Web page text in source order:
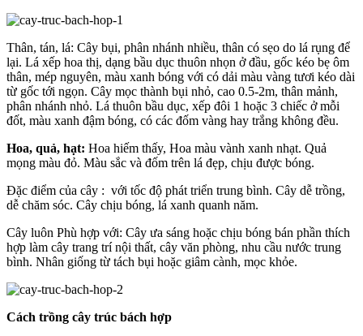
Thân, tán, lá: Cây bụi, phân nhánh nhiều, thân có sẹo do lá rụng để
lại. Lá xếp hoa thị, dạng bầu dục thuôn nhọn ở đầu, gốc kéo bẹ ôm
thân, mép nguyên, màu xanh bóng với có dải màu vàng tươi kéo dài
từ gốc tới ngọn. Cây mọc thành bụi nhỏ, cao 0.5-2m, thân mảnh,
phân nhánh nhỏ. Lá thuôn bầu dục, xếp đôi 1 hoặc 3 chiếc ở mỗi
đốt, màu xanh đậm bóng, có các đốm vàng hay trắng không đều.
Hoa, quả, hạt: Hoa hiếm thấy, Hoa màu vành xanh nhạt. Quả
mọng màu đỏ. Màu sắc và đốm trên lá đẹp, chịu được bóng.
Đặc điểm của cây : với tốc độ phát triển trung bình. Cây dễ trồng,
dễ chăm sóc. Cây chịu bóng, lá xanh quanh năm.
Cây luôn Phù hợp với: Cây ưa sáng hoặc chịu bóng bán phần thích
hợp làm cây trang trí nội thất, cây văn phòng, nhu cầu nước trung
bình. Nhân giống từ tách bụi hoặc giâm cành, mọc khỏe.
Cách trồng cây trúc bách hợp